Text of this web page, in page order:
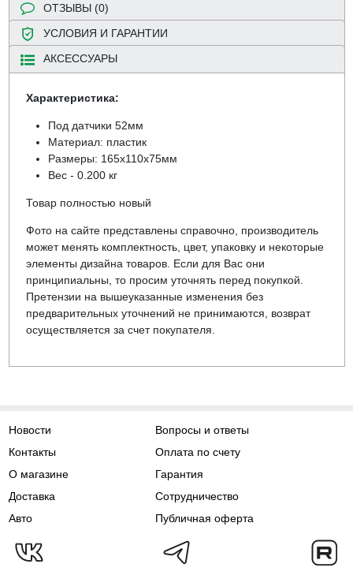
ОТЗЫВЫ (0)
УСЛОВИЯ И ГАРАНТИИ
АКСЕССУАРЫ
Характеристика:
Под датчики 52мм
Материал: пластик
Размеры: 165х110х75мм
Вес - 0.200 кг
Товар полностью новый
Фото на сайте представлены справочно, производитель
может менять комплектность, цвет, упаковку и некоторые
элементы дизайна товаров. Если для Вас они
принципиальны, то просим уточнять перед покупкой.
Претензии на вышеуказанные изменения без
предварительных уточнений не принимаются, возврат
осуществляется за счет покупателя.
Новости
Контакты
О магазине
Доставка
Авто
Вопросы и ответы
Оплата по счету
Гарантия
Сотрудничество
Публичная оферта